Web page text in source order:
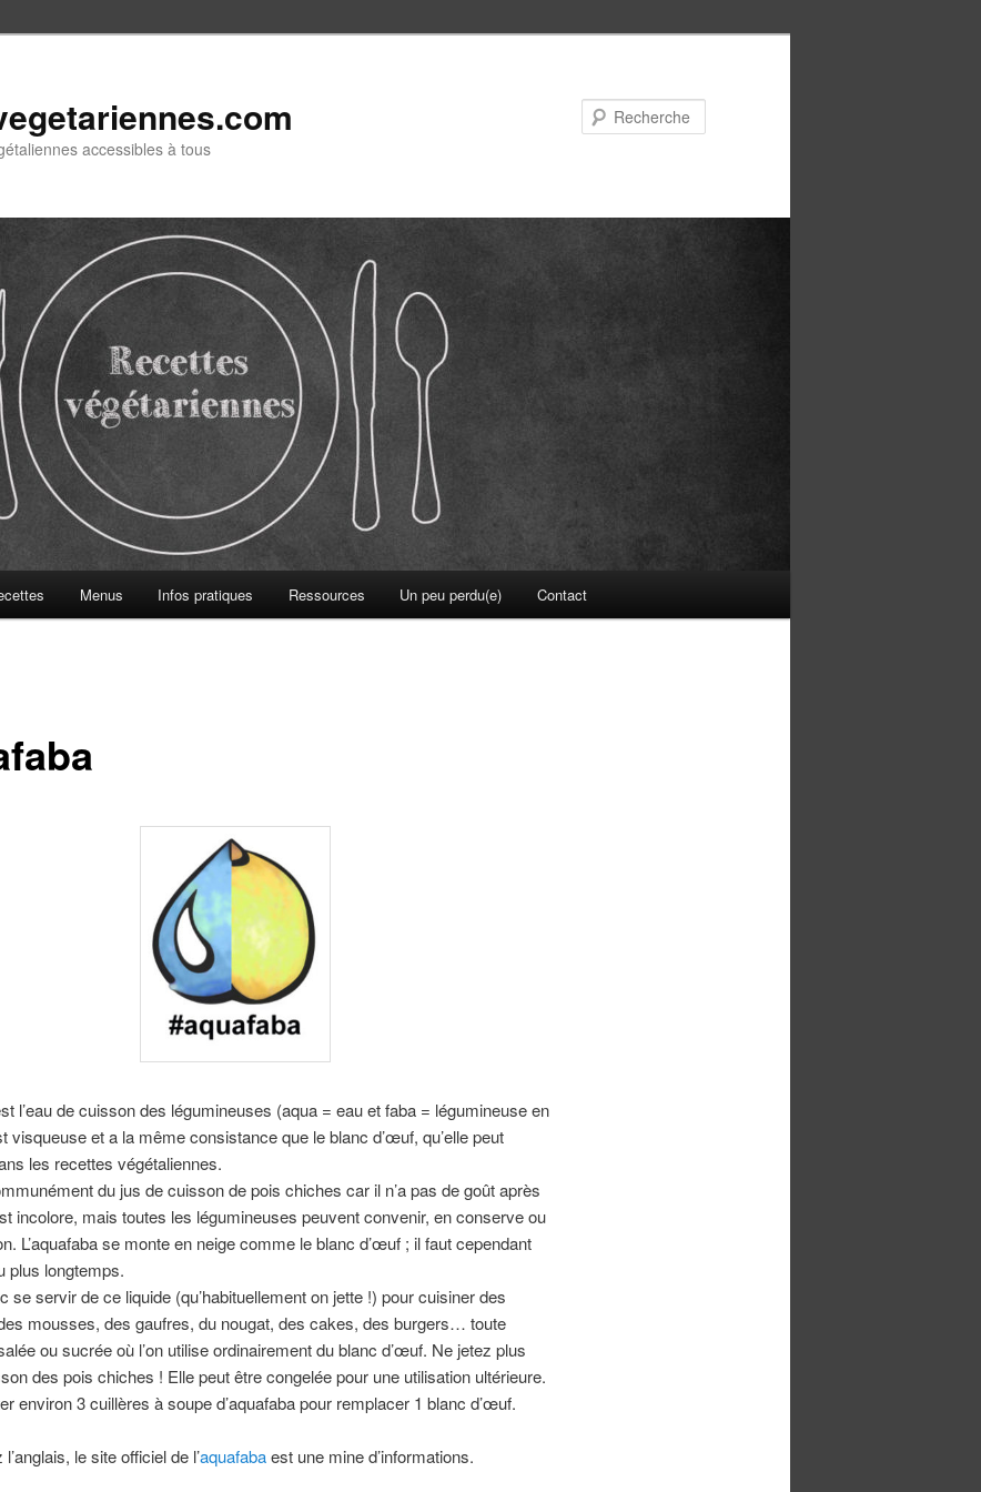
accessibles à tous
Menus Infos pratiques Ressources Un peu perdu(e) Contact
l’eau de cuisson des légumineuses (aqua = eau et faba = légumineuse en
visqueuse et a la même consistance que le blanc d’œuf, qu’elle peut
les recettes végétaliennes.
du jus de cuisson de pois chiches car il n’a pas de goût après
incolore, mais toutes les légumineuses peuvent convenir, en conserve ou
L’aquafaba se monte en neige comme le blanc d’œuf ; il faut cependant
plus longtemps.
se servir de ce liquide (qu’habituellement on jette !) pour cuisiner des
mousses, des gaufres, du nougat, des cakes, des burgers… toute
ou sucrée où l’on utilise ordinairement du blanc d’œuf. Ne jetez plus
des pois chiches ! Elle peut être congelée pour une utilisation ultérieure.
environ 3 cuillères à soupe d’aquafaba pour remplacer 1 blanc d’œuf.
le site officiel de l’aquafabaest une mine d’informations.